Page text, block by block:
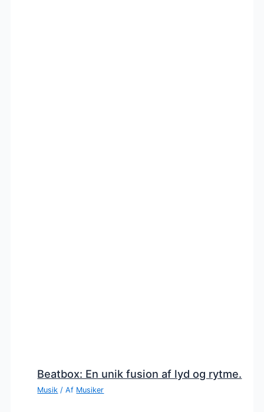
Beatbox: En unik fusion af lyd og rytme.
Musik / Af Musiker